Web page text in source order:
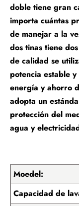
doble tiene gran
importa cuántas
de manejar a la
dos tinas tiene
de calidad se
potencia estable
energía y ahorro
adopta un
protección del
agua y
Moedel:
Capacidad de